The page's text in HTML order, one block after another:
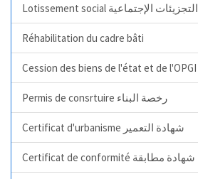
Lotissement social التجزيئات الإجتماعية
Réhabilitation du cadre bâti
Permis de consrtuire رخصة البناء
Certificat d'urbanisme شهادة التعمير
Certificat de conformité شهادة مطابقة